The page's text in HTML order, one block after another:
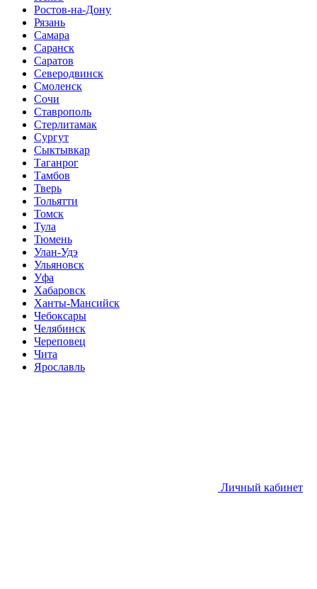
Ростов-на-Дону
Рязань
Самара
Саранск
Саратов
Северодвинск
Смоленск
Сочи
Ставрополь
Стерлитамак
Сургут
Сыктывкар
Таганрог
Тамбов
Тверь
Тольятти
Томск
Тула
Тюмень
Улан-Удэ
Ульяновск
Уфа
Хабаровск
Ханты-Мансийск
Чебоксары
Челябинск
Череповец
Чита
Ярославль
Личный кабинет